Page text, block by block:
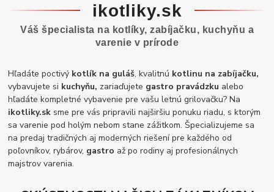
ikotliky.sk
Váš špecialista na kotlíky, zabíjačku, kuchyňu a
varenie v prírode
Hľadáte poctivý kotlík na guláš, kvalitnú kotlinu na zabíjačku,
vybavujete si kuchyňu, zariaďujete gastro pravádzku alebo
hľadáte kompletné vybavenie pre vašu letnú grilovačku? Na
ikotliky.sk sme pre vás pripravili najširšiu ponuku riadu, s ktorým
sa varenie pod holým nebom stane zážitkom. Špecializujeme sa
na predaj tradičných aj moderných riešení pre každého od
poľovníkov, rybárov, gastro až po rodiny aj profesionálnych
majstrov varenia.